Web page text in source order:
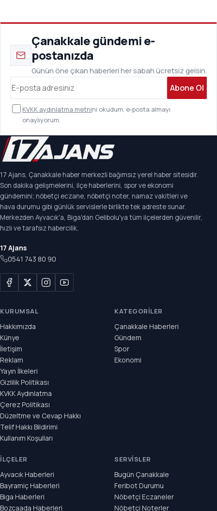
Çanakkale gündemi e-
postanızda
Günün öne çıkan haberleri her sabah ücretsiz gelsin.
Abone Ol
KVKK aydınlatma metnini okudum, e-posta almayı
onaylıyorum.
17 Ajans, Çanakkale haber merkezli bağımsız yerel haber sitesidir.
Son dakika gelişmelerini, ilçe haberlerini, spor ve ekonomi
gündemini; nöbetçi eczane, nöbetçi noter, namaz vakitleri ve
hava durumu gibi günlük servislerle birlikte tek adreste sunar.
Merkezden Ayvacık'a, Biga'dan Gelibolu'ya tüm ilçelerden güvenilir,
hızlı ve tarafsız habercilik.
17 Ajans
0541 743 80 90
KURUMSAL
Hakkımızda
Künye
İletişim
Reklam
Yayın İlkeleri
Gizlilik Politikası
KVKK Aydınlatma
Çerez Politikası
Düzeltme ve Cevap Hakkı
Telif Hakkı Bildirimi
Kullanım Koşulları
KATEGORILER
Çanakkale Haberleri
Gündem
Spor
Ekonomi
İLÇELER
Ayvacık Haberleri
Bayramiç Haberleri
Biga Haberleri
Bozcaada Haberleri
SERVISLER
Bugün Çanakkale
Feribot Durumu
Nöbetçi Eczaneler
Nöbetçi Noterler